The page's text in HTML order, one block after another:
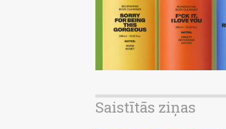
Saistītās ziņas